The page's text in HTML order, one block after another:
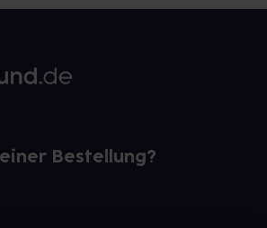
Bestellung?